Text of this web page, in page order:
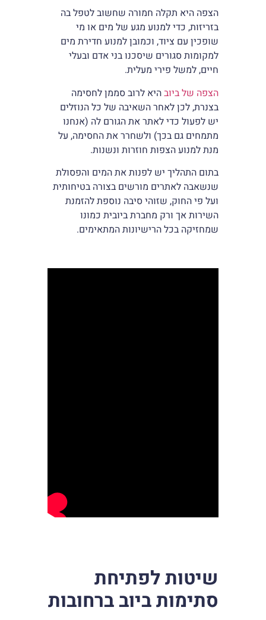
הצפה היא תקלה חמורה שחשוב לטפל בה
בזריזות, כדי למנוע מגע של מים או מי
שופכין עם ציוד, וכמובן למנוע חדירת מים
למקומות סגורים שיסכנו בני אדם ובעלי
חיים, למשל פירי מעלית.
הצפה של ביובהיא לרוב סממן לחסימה
בצנרת, לכן לאחר השאיבה של כל הנוזלים
יש לפעול כדי לאתר את הגורם לה (אנחנו
מתמחים גם בכך) ולשחרר את החסימה, על
מנת למנוע הצפות חוזרות ונשנות.
בתום התהליך יש לפנות את המים והפסולת
שנשאבה לאתרים מורשים בצורה בטיחותית
ועל פי החוק, שזוהי סיבה נוספת להזמנת
השירות אך ורק מחברת ביובית כמונו
שמחזיקה בכל הרישיונות המתאימים.
שיטות לפתיחת
סתימות ביוב ברחובות